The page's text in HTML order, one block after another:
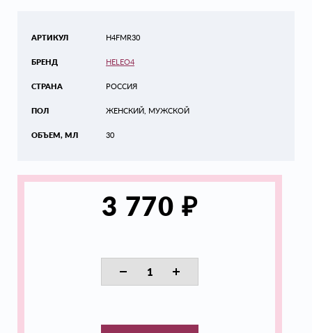
АРТИКУЛ
БРЕНД
СТРАНА
ПОЛ
ОБЪЕМ, МЛ
H4FMR30
HELEO4
РОССИЯ
ЖЕНСКИЙ, МУЖСКОЙ
30
3 770 ₽